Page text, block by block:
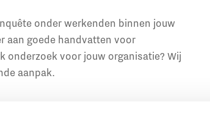
onder werkenden binnen jouw
aan goede handvatten voor
onderzoek voor jouw organisatie? Wij
aanpak.